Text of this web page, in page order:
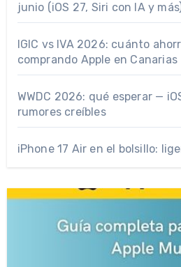
junio (iOS 27, Siri con IA y
IGIC vs IVA 2026: cuánto
comprando Apple en Canarias
WWDC 2026: qué esperar —
rumores creíbles
iPhone 17 Air en el bolsillo: